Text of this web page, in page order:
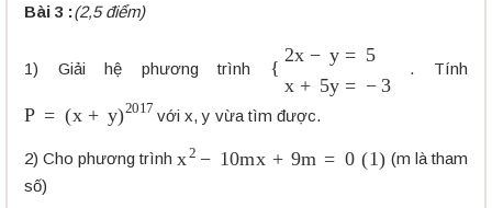
Bài 3 :(2,5 điểm)
1) Giải hệ phương trình {2x− y=5 x+ 5y . Tính
P + ) 2017 với x, y vừa tìm được.
2) Cho phương trình 2 10m m=
(m là tham
số)